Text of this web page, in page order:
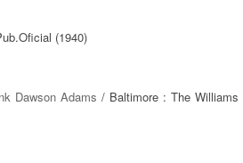
(1940)
Dawson Adams / Baltimore : The Williams